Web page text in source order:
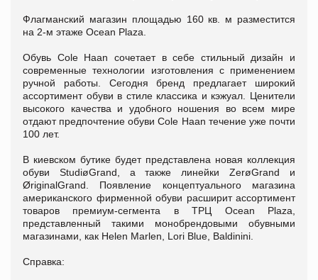
Флагманский магазин площадью 160 кв. м разместится
на 2-м этаже Ocean Plaza.
Обувь Cole Haan сочетает в себе стильный дизайн и
современные технологии изготовления с применением
ручной работы. Сегодня бренд предлагает широкий
ассортимент обуви в стиле классика и кэжуал. Ценители
высокого качества и удобного ношения во всем мире
отдают предпочтение обуви Cole Haan течение уже почти
100 лет.
В киевском бутике будет представлена новая коллекция
обуви StudiøGrand, а также линейки ZerøGrand и
ØriginalGrand. Появление концептуального магазина
американского фирменной обуви расширит ассортимент
товаров премиум-сегмента в ТРЦ Ocean Plaza,
представленный такими монобрендовыми обувными
магазинами, как Helen Marlen, Lori Blue, Baldinini.
Справка: